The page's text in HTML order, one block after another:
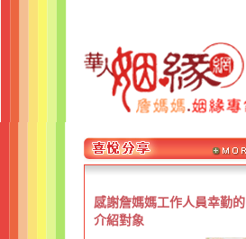
感謝詹媽媽工作人員幸勤的
介紹對象